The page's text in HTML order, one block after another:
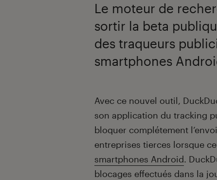
Le moteur de
sortir la beta
des traqueurs
smartphones
Introduction
Avec ce nouvel outil,
son application du tracking
bloquer complétement
entreprises tierces lorsque
smartphones Android.
blocages effectués dans la